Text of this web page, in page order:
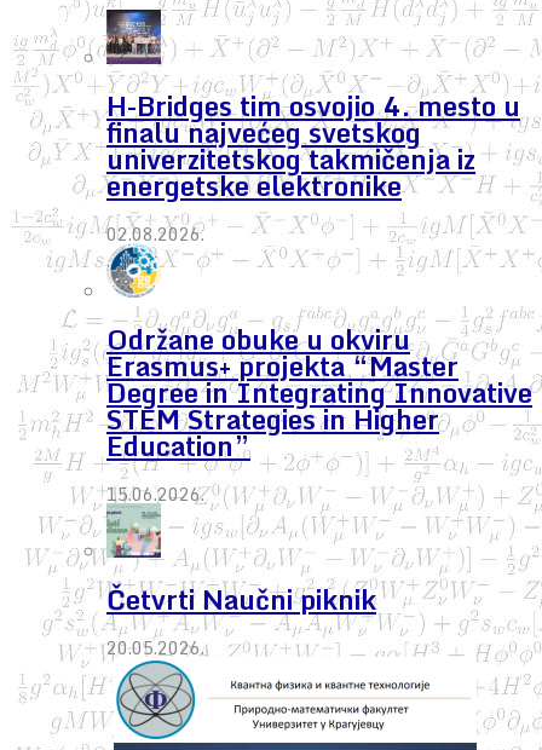
H-Bridges tim osvojio 4. mesto u
finalu najvećeg svetskog
univerzitetskog takmičenja iz
energetske elektronike
02.08.2026.
Održane obuke u okviru
Erasmus+ projekta “Master
Degree in Integrating Innovative
STEM Strategies in Higher
Education”
15.06.2026.
Četvrti Naučni piknik
20.05.2026.